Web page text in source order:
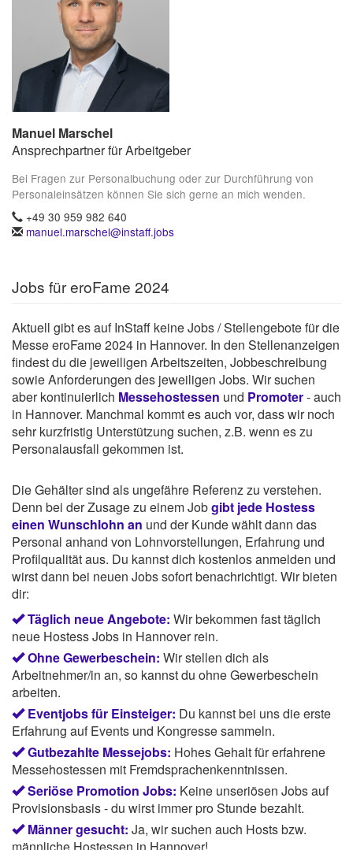
Manuel Marschel
Ansprechpartner für Arbeitgeber
Bei Fragen zur Personalbuchung oder zur Durchführung von
Personaleinsätzen können Sie sich gerne an mich wenden.
+49 30 959 982 640
manuel.marschel@instaff.jobs
Jobs für eroFame 2024
Aktuell gibt es auf InStaff keine Jobs / Stellengebote für die
Messe eroFame 2024 in Hannover. In den Stellenanzeigen
findest du die jeweiligen Arbeitszeiten, Jobbeschreibung
sowie Anforderungen des jeweiligen Jobs. Wir suchen
aber kontinuierlich Messehostessen und Promoter- auch
in Hannover. Manchmal kommt es auch vor, dass wir noch
sehr kurzfristig Unterstützung suchen, z.B. wenn es zu
Personalausfall gekommen ist.
Die Gehälter sind als ungefähre Referenz zu verstehen.
Denn bei der Zusage zu einem Jobgibt jede Hostess
einen Wunschlohn an und der Kunde wählt dann das
Personal anhand von Lohnvorstellungen, Erfahrung und
Profilqualität aus. Du kannst dich kostenlos anmelden und
wirst dann bei neuen Jobs sofort benachrichtigt. Wir bieten
dir:
Täglich neue Angebote: Wir bekommen fast täglich
neue Hostess Jobs in Hannover rein.
Ohne Gewerbeschein: Wir stellen dich als
Arbeitnehmer/in an, so kannst du ohne Gewerbeschein
arbeiten.
Eventjobs für Einsteiger: Du kannst bei uns die erste
Erfahrung auf Events und Kongresse sammeln.
Gutbezahlte Messejobs: Hohes Gehalt für erfahrene
Messehostessen mit Fremdsprachenkenntnissen.
Seriöse Promotion Jobs: Keine unseriösen Jobs auf
Provisionsbasis - du wirst immer pro Stunde bezahlt.
Männer gesucht: Ja, wir suchen auch Hosts bzw.